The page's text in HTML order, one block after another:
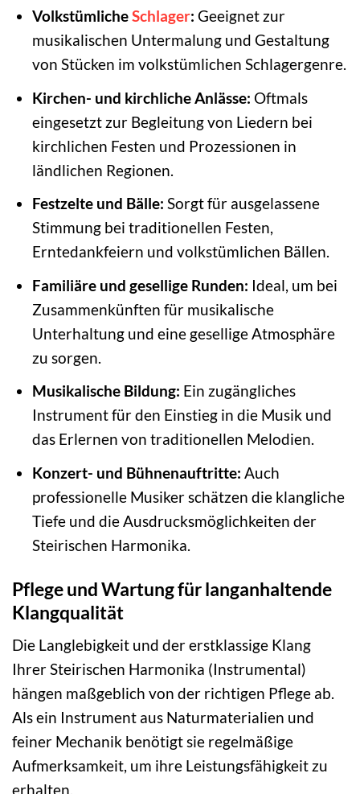
VolkstümlicheSchlager: Geeignet zur
musikalischen Untermalung und Gestaltung
von Stücken im volkstümlichen Schlagergenre.
Kirchen- und kirchliche Anlässe: Oftmals
eingesetzt zur Begleitung von Liedern bei
kirchlichen Festen und Prozessionen in
ländlichen Regionen.
Festzelte und Bälle: Sorgt für ausgelassene
Stimmung bei traditionellen Festen,
Erntedankfeiern und volkstümlichen Bällen.
Familiäre und gesellige Runden: Ideal, um bei
Zusammenkünften für musikalische
Unterhaltung und eine gesellige Atmosphäre
zu sorgen.
Musikalische Bildung: Ein zugängliches
Instrument für den Einstieg in die Musik und
das Erlernen von traditionellen Melodien.
Konzert- und Bühnenauftritte: Auch
professionelle Musiker schätzen die klangliche
Tiefe und die Ausdrucksmöglichkeiten der
Steirischen Harmonika.
Pflege und Wartung für langanhaltende
Klangqualität
Die Langlebigkeit und der erstklassige Klang
Ihrer Steirischen Harmonika (Instrumental)
hängen maßgeblich von der richtigen Pflege ab.
Als ein Instrument aus Naturmaterialien und
feiner Mechanik benötigt sie regelmäßige
Aufmerksamkeit, um ihre Leistungsfähigkeit zu
erhalten.